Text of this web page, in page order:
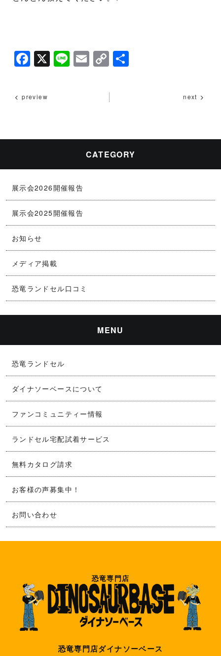
F
c
e
o
k
X Li E C
p
y
n
k
preview next
CATEGORY
展示会2026開催報告
展示会2025開催報告
お知らせ
メディア掲載
恐竜ランドセル口コミ
MENU
恐竜ランドセル
ダイナソーベースについて
ファンコミュニティー情報
ランドセル宅配試着サービス
無料カタログ請求
お客様の声募集中！
お問い合わせ
恐竜専門店
恐竜専門店ダイナソーベース